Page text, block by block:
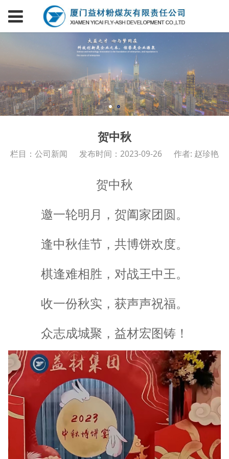
贺中秋
栏目：公司新闻 发布时间：2023-09-26 作者: 赵珍艳
贺中秋
邀一轮明月，贺阖家团圆。
逢中秋佳节，共博饼欢度。
棋逢难相胜，对战王中王。
收一份秋实，获声声祝福。
众志成城聚，益材宏图铸！